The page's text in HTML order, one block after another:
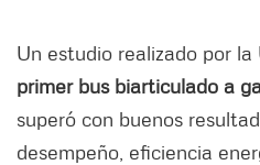
Un estudio realizado por
primer bus biarticulado a
superó con buenos
desempeño, eficiencia